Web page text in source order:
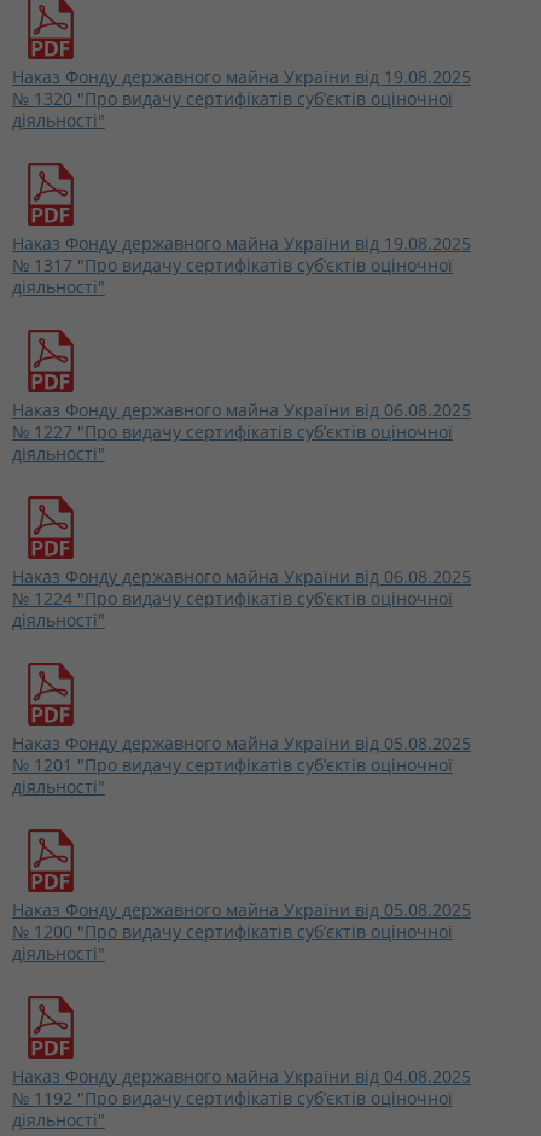
Наказ Фонду державного майна України від 19.08.2025
№ 1320 "Про видачу сертифікатів суб’єктів оціночної
діяльності"
Наказ Фонду державного майна України від 19.08.2025
№ 1317 "Про видачу сертифікатів суб’єктів оціночної
діяльності"
Наказ Фонду державного майна України від 06.08.2025
№ 1227 "Про видачу сертифікатів суб’єктів оціночної
діяльності"
Наказ Фонду державного майна України від 06.08.2025
№ 1224 "Про видачу сертифікатів суб’єктів оціночної
діяльності"
Наказ Фонду державного майна України від 05.08.2025
№ 1201 "Про видачу сертифікатів суб’єктів оціночної
діяльності"
Наказ Фонду державного майна України від 05.08.2025
№ 1200 "Про видачу сертифікатів суб’єктів оціночної
діяльності"
Наказ Фонду державного майна України від 04.08.2025
№ 1192 "Про видачу сертифікатів суб’єктів оціночної
діяльності"